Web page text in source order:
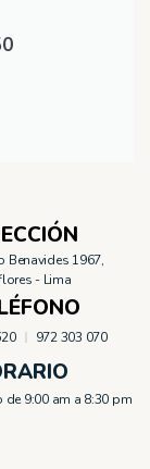
Benavides 1967,
- Lima
972 303 070
de 9:00 am a 8:30 pm